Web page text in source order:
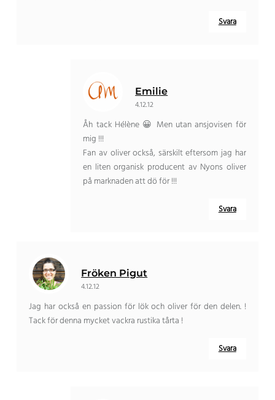
Svara
Emilie
4.12.12
Åh tack Hélène 😀 Men utan ansjovisen för
mig !!!
Fan av oliver också, särskilt eftersom jag har
en liten organisk producent av Nyons oliver
på marknaden att dö för !!!
Svara
Fröken Pigut
4.12.12
Jag har också en passion för lök och oliver för den delen. !
Tack för denna mycket vackra rustika tårta !
Svara